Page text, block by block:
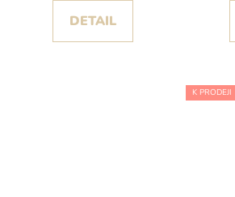
DETAIL
K PRODEJI